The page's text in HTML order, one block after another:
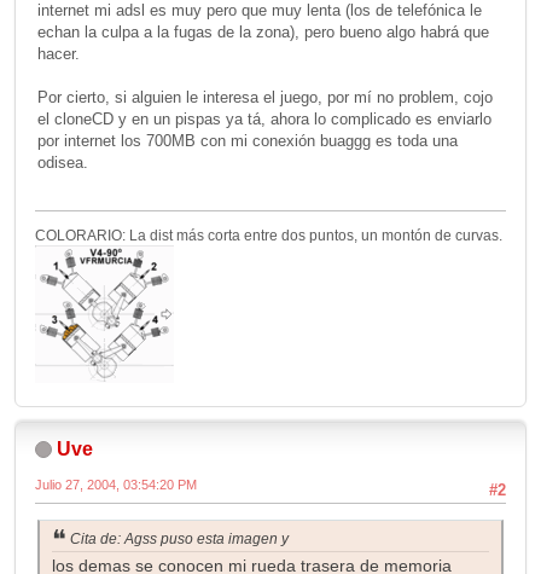
internet mi adsl es muy pero que muy lenta (los de telefónica le
echan la culpa a la fugas de la zona), pero bueno algo habrá que
hacer.
Por cierto, si alguien le interesa el juego, por mí no problem, cojo
el cloneCD y en un pispas ya tá, ahora lo complicado es enviarlo
por internet los 700MB con mi conexión buaggg es toda una
odisea.
COLORARIO: La dist más corta entre dos puntos, un montón de curvas.
Uve
#2
Julio 27, 2004, 03:54:20 PM
Cita de: Agss puso esta imagen y
los demas se conocen mi rueda trasera de memoria